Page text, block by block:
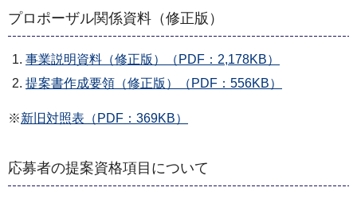
プロポーザル関係資料（修正版）
事業説明資料（修正版）（PDF：2,178KB）
提案書作成要領（修正版）（PDF：556KB）
※新旧対照表（PDF：369KB）
応募者の提案資格項目について